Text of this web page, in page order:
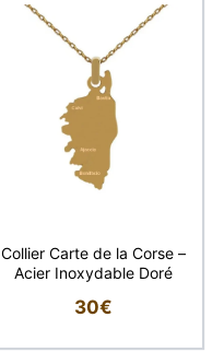
Collier Carte de la Corse –
Acier Inoxydable Doré
30€